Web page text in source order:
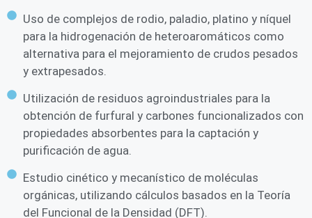
Uso de complejos de rodio, paladio, platino y níquel
para la hidrogenación de heteroaromáticos como
alternativa para el mejoramiento de crudos pesados
y extrapesados.
Utilización de residuos agroindustriales para la
obtención de furfural y carbones funcionalizados con
propiedades absorbentes para la captación y
purificación de agua.
Estudio cinético y mecanístico de moléculas
orgánicas, utilizando cálculos basados en la Teoría
del Funcional de la Densidad (DFT).